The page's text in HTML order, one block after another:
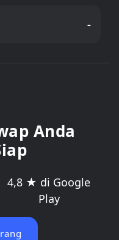
-
Anda
4,8 ★ di Google
Play